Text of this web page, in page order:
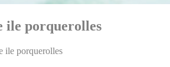
ile porquerolles
ile porquerolles